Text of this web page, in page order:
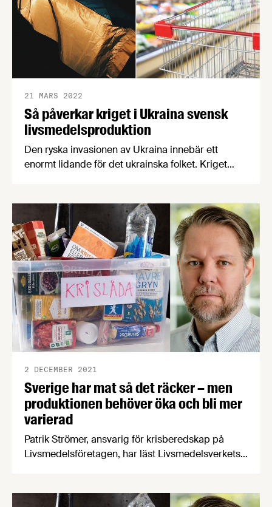
Så påverkar kriget i Ukraina svensk
livsmedelsproduktion
21 MARS 2022
Den ryska invasionen av Ukraina innebär ett
enormt lidande för det ukrainska folket. Kriget
Livsmedelsföretagens chefekonom Carl Eckerdal
och Patrik Strömer, krisberedskapsansvarig,
förklarar läget.
Sverige har mat så det räcker – men
produktionen behöver öka och bli mer
varierad
2 DECEMBER 2021
Patrik Strömer, ansvarig för krisberedskap på
Livsmedelsföretagen, har läst Livsmedelsverkets
från internationell handel. Åtminstone på pappret,